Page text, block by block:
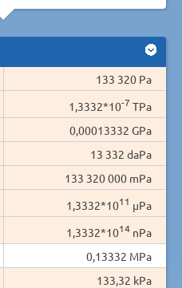
133 320 Pa
1,3332*10-7 TPa
0,00013332 GPa
13 332 daPa
133 320 000 mPa
1,3332*1011 µPa
1,3332*1014 nPa
0,13332 MPa
133,32 kPa